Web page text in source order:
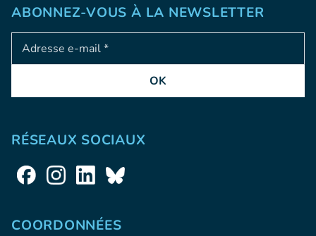
ABONNEZ-VOUS À LA NEWSLETTER
Adresse e-mail
OK
RÉSEAUX SOCIAUX
COORDONNÉES